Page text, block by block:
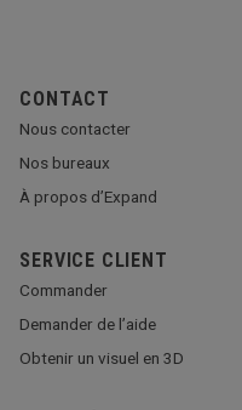
CONTACT
Nous contacter
Nos bureaux
À propos d’Expand
SERVICE CLIENT
Commander
Demander de l’aide
Obtenir un visuel en 3D